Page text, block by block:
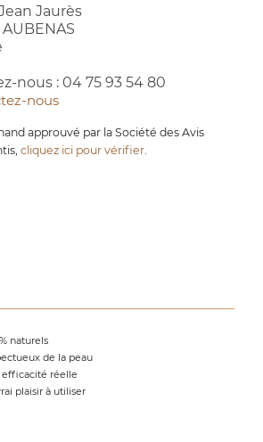
Jaurès
nous : 04 75 93 54 80
nous
approuvé par la Société des Avis
cliquez ici pour vérifier.
naturels
de la peau
efficacité réelle
plaisir à utiliser